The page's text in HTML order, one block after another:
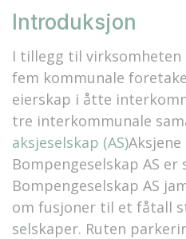
Introduksjon
I tillegg til
fem kommunale
eierskap i åtte
tre interkommunale
aksjeselskap (AS)
Bompengeselskap AS
Bompengeselskap AS
om fusjoner til et fåtall
selskaper. Ruten